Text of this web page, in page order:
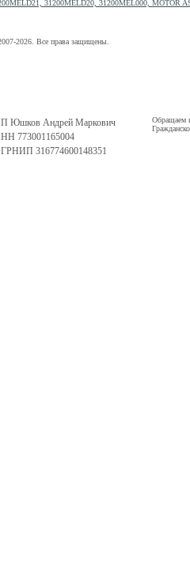
31200MELD20, 31200MEL000, MOTOR
2026. Все права защищены.
Юшков Андрей Маркович
773001165004
316774600148351
Обращаем